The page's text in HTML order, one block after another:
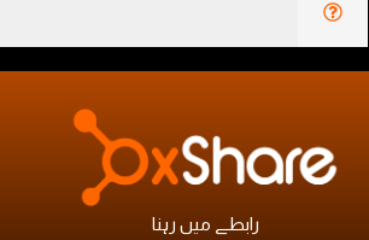
رابطے میں رہنا